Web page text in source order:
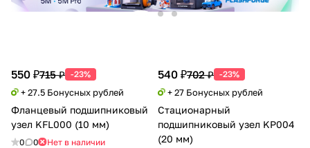
550 ₽715 ₽ -23%
+ 27.5 Бонусных рублей
Фланцевый подшипниковый
узел KFL000 (10 мм)
0 0 Нет в наличии
540 ₽702 ₽ -23%
+ 27 Бонусных рублей
Стационарный
подшипниковый узел KP004
(20 мм)